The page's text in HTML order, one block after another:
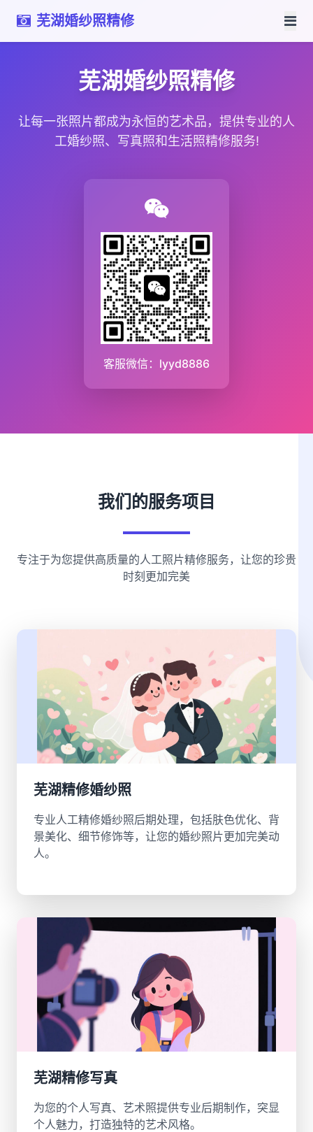
芜湖婚纱照精修
芜湖婚纱照精修
让每一张照片都成为永恒的艺术品，提供专业的人
工婚纱照、写真照和生活照精修服务!
客服微信：lyyd8886
我们的服务项目
专注于为您提供高质量的人工照片精修服务，让您的珍贵
时刻更加完美
芜湖精修婚纱照
专业人工精修婚纱照后期处理，包括肤色优化、背
景美化、细节修饰等，让您的婚纱照片更加完美动
人。
芜湖精修写真
为您的个人写真、艺术照提供专业后期制作，突显
个人魅力，打造独特的艺术风格。